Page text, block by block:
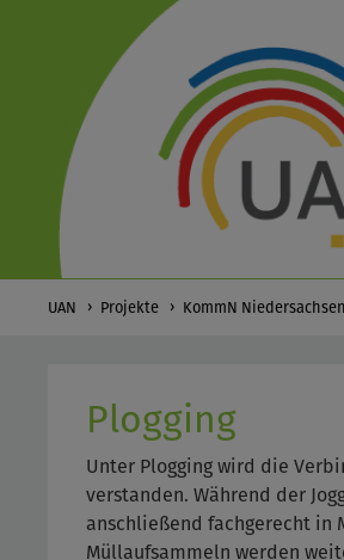
UAN Projekte KommN Niedersachsen
Plogging
Unter Plogging wird die
verstanden. Während der
anschließend fachgerecht in
Müllaufsammeln werden